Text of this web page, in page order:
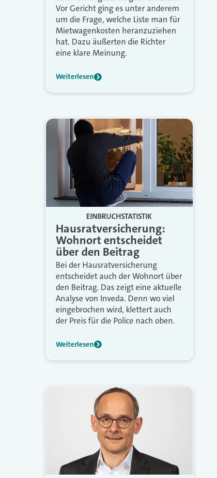
Vor Gericht ging es unter anderem
um die Frage, welche Liste man für
Mietwagenkosten heranzuziehen
hat. Dazu äußerten die Richter
eine klare Meinung.
Weiterlesen
EINBRUCHSTATISTIK
Hausratversicherung:
Wohnort entscheidet
über den Beitrag
Bei der Hausratversicherung
entscheidet auch der Wohnort über
den Beitrag. Das zeigt eine aktuelle
Analyse von Inveda. Denn wo viel
eingebrochen wird, klettert auch
der Preis für die Police nach oben.
Weiterlesen